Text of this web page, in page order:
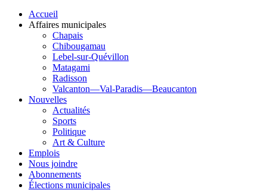
Accueil
Affaires municipales
Chapais
Chibougamau
Lebel-sur-Quévillon
Matagami
Radisson
Valcanton—Val-Paradis—Beaucanton
Nouvelles
Actualités
Sports
Politique
Art & Culture
Emplois
Nous joindre
Abonnements
Élections municipales